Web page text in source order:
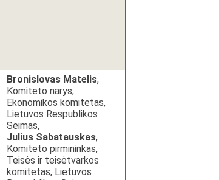
Bronislovas Matelis,
Komiteto narys,
Ekonomikos komitetas,
Lietuvos Respublikos
Seimas,
Julius Sabatauskas,
Komiteto pirmininkas,
Teisės ir teisėtvarkos
komitetas, Lietuvos